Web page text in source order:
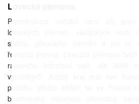
Lovecká plemena
Proměnlivost ovčáků není nic proti
loveckých plemen, všelijakých těch
slídičů, přinašečů, norníků a jak se
řemesla jmenují. Lovecká plemena
rasového bohatství psů, ale ještě
vymizelých. Každý kraj měl své
počátku tohoto století se ve Francii
bourbonský, navarský, pikardský,